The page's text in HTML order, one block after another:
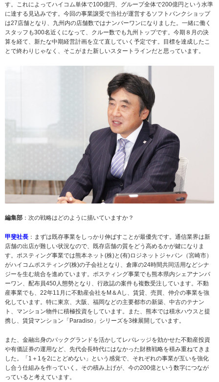
す。これによってハイコム単体で100億円、グループ全体で200億円という水準
に達する見込みです。今回の事業譲受で当社が運営するソフトバンクショップ
は27店舗となり、九州内の店舗数ではナンバーワンになりました。一緒に働く
スタッフも300名近くになって、クルー数でも九州トップです。今期８月の決
算を経て、新たな中期経営計画を立て直していく予定です。目標を達成したこ
とで終わりじゃなく、そこがまた新しいスタートラインだと思っています。
編集部 ：次の戦略はどのように描いていますか？
甲斐社長 ：まずは既存事業をしっかり伸ばすことが最優先です。通信業界は新
店舗の出店が難しい状況なので、既存店舗の質をどう高めるかが鍵になりま
す。ポスティング事業では熊本ネット(株)と(有)ロジネットジャパン（宮崎市）
がハイコムポスティング(株)の子会社となり、倉庫の24時間共同活用などシナ
ジーを生む統合を進めています。ポスティング事業でも熊本県内シェアナンバ
ーワン、配布員450人態勢となり、行政誌の案件も複数受注しています。不動
産事業でも、22年11月に不動産会社をM＆Aし、賃貸、売買、仲介の事業を強
化しています。特に東京、大阪、福岡などの主要都市の新築、中古のテナン
ト、マンション物件に積極投資をしています。また、熊本では積水ハウスと提
携し、賃貸マンション「Paradiso」シリーズを3棟展開しています。
また、金融出身のバックグランドを活かしてレバレッジを効かせた不動産投資
や有価証券の運用など、先代会長時代にはなかった財務戦略を積み重ねてきま
した。「1＋1を2にとどめない」という感覚で、それぞれの事業が互いを強化
し合う仕組みを作っていく。その積み上げが、今の200億という数字につなが
っていると考えています。